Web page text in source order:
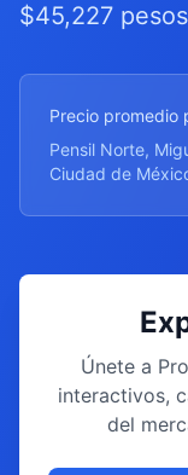
$45,227
Precio promedio
Pensil Norte,
Ciudad de
Únete a
interactivos,
del